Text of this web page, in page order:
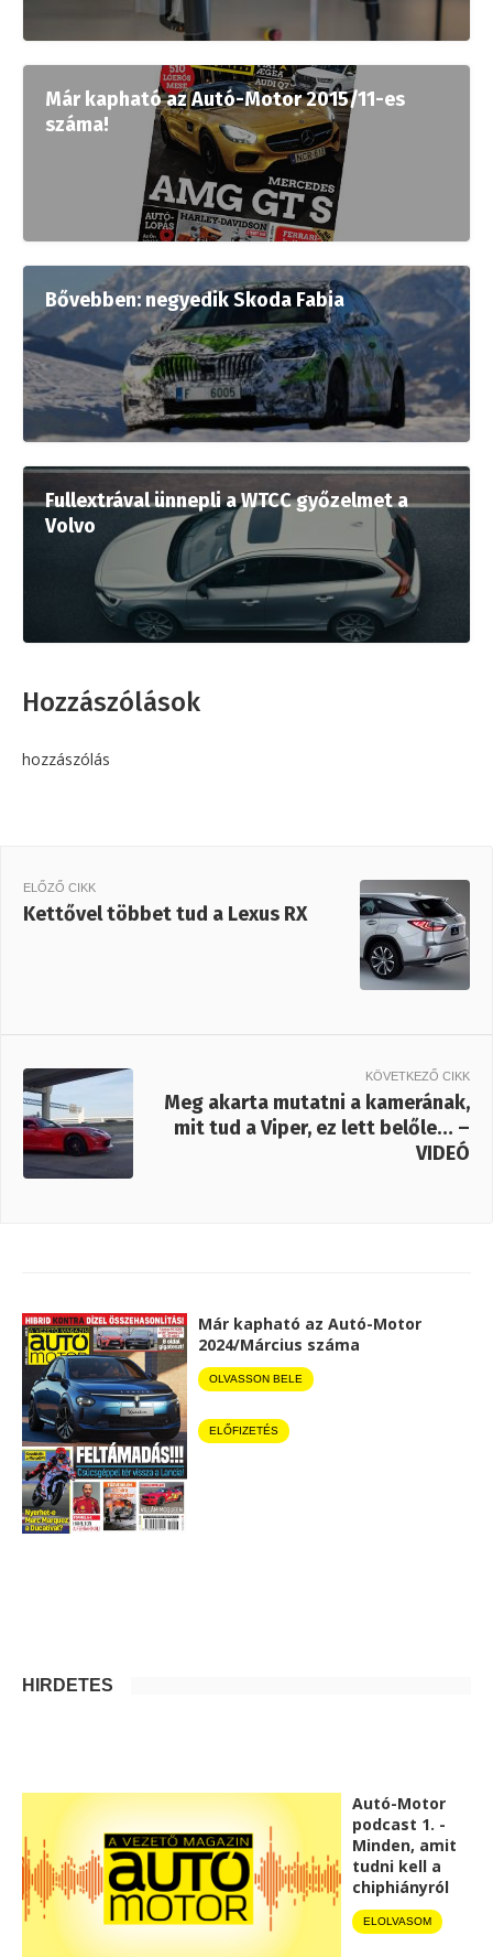
Már kapható az Autó-Motor 2015/11-es
száma!
Bővebben: negyedik Skoda Fabia
Fullextrával ünnepli a WTCC győzelmet a
Volvo
Hozzászólások
hozzászólás
ELŐZŐ CIKK
Kettővel többet tud a Lexus RX
KÖVETKEZŐ CIKK
Meg akarta mutatni a kamerának,
mit tud a Viper, ez lett belőle… –
VIDEÓ
Már kapható az Autó-Motor
2024/Március száma
OLVASSON BELE
ELŐFIZETÉS
HIRDETÉS
Autó-Motor
podcast 1. -
Minden, amit
tudni kell a
chiphiányról
ELOLVASOM